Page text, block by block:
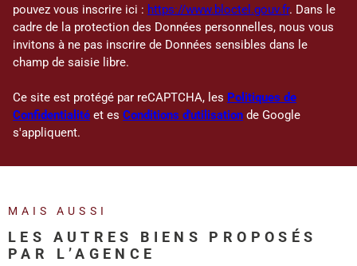
pouvez vous inscrire ici : https://www.bloctel.gouv.fr. Dans le
cadre de la protection des Données personnelles, nous vous
invitons à ne pas inscrire de Données sensibles dans le
champ de saisie libre.
Ce site est protégé par reCAPTCHA, les Politiques de
Confidentialité et es Conditions d'utilisation de Google
s'appliquent.
MAIS AUSSI
LES AUTRES BIENS PROPOSÉS
PAR L’AGENCE